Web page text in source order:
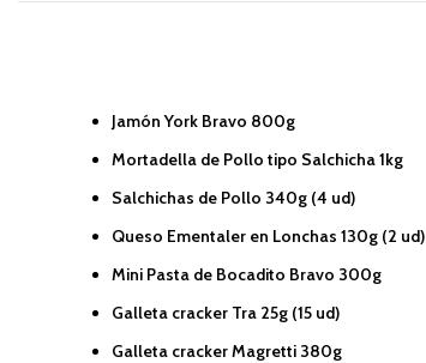
Jamón York Bravo 800g
Mortadella de Pollo tipo Salchicha 1kg
Salchichas de Pollo 340g (4 ud)
Queso Ementaler en Lonchas 130g (2 ud)
Mini Pasta de Bocadito Bravo 300g
Galleta cracker Tra 25g (15 ud)
Galleta cracker Magretti 380g